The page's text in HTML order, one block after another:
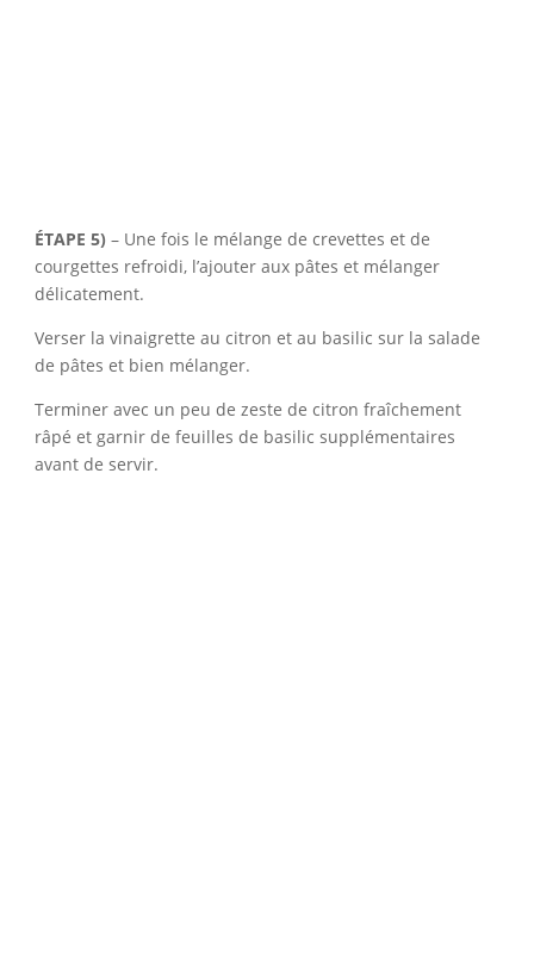
ÉTAPE 5) – Une fois le mélange de crevettes et de
courgettes refroidi, l’ajouter aux pâtes et mélanger
délicatement.
Verser la vinaigrette au citron et au basilic sur la salade
de pâtes et bien mélanger.
Terminer avec un peu de zeste de citron fraîchement
râpé et garnir de feuilles de basilic supplémentaires
avant de servir.